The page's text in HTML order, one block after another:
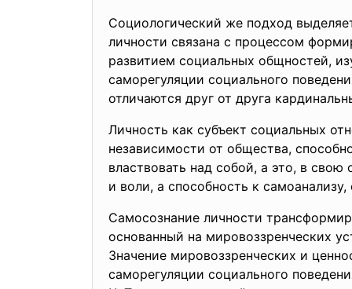
Социологический же подход
личности связана с процессом
развитием социальных общностей,
саморегуляции социального
отличаются друг от друга
Личность как субъект социальных
независимости от общества,
властвовать над собой, а это, в
и воли, а способность к
Самосознание личности
основанный на мировоззренческих
Значение мировоззренческих и
саморегуляции социального